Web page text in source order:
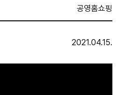
공영홈쇼핑
2021.04.15.